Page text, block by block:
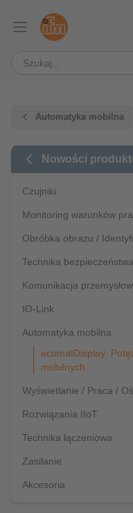
Automatyka mobilna
Nowości
Czujniki
Monitoring warunków
Obróbka obrazu /
Technika bezpieczeństwa
Komunikacja
IO-Link
Automatyka mobilna
ecomatDisplay:
mobilnych
Wyświetlanie / Praca /
Rozwiązania IIoT
Technika łączeniowa
Zasilanie
Akcesoria